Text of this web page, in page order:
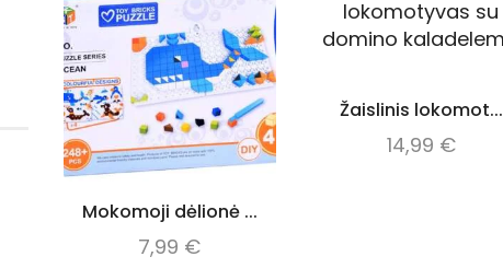
Mokomoji dėlionė ...
7,99 €
Žaislinis lokomot...
14,99 €